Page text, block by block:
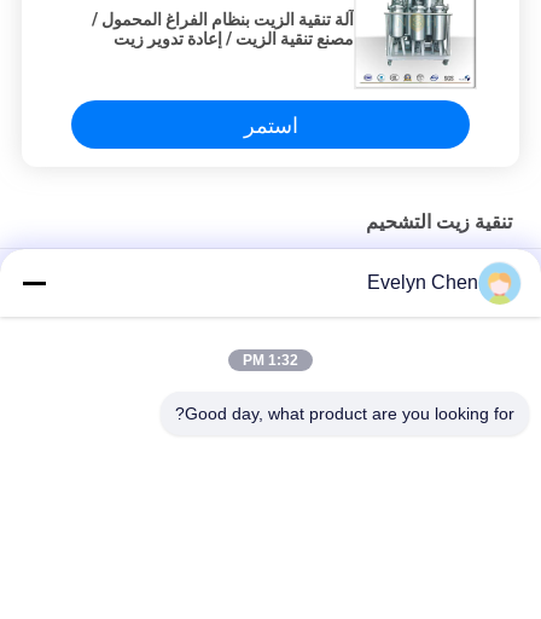
آلة تنقية الزيت بنظام الفراغ المحمول /
مصنع تنقية الزيت / إعادة تدوير زيت
استمر
تنقية زيت التشحيم
LV-P فراغ فلتر زيت التشحيم التجفيف 600L / H 15kw التدفئة
خفيفة الوزن تنقية زيت التشحيم مع هيكل الفولاذ المقاوم للصدأ 50HZ
Evelyn Chen
1:32 PM
Good day, what product are you looking for?